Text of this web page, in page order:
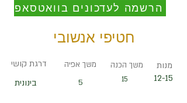
הרשמה לעדכונים בוואטסאפ
חטיפי אנשובי
משך הכנה
15
מנות
12-15
דרגת קושי
בינונית
משך אפיה
5